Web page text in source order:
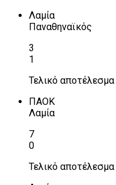
Λαμία
Παναθηναϊκός
3
1
Τελικό αποτέλεσμα
ΠΑΟΚ
Λαμία
7
0
Τελικό αποτέλεσμα